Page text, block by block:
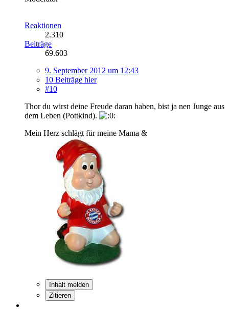
Reaktionen
2.310
Beiträge
69.603
9. September 2012 um 12:43
10 Beiträge hier
#10
Thor du wirst deine Freude daran haben, bist ja nen Junge aus
dem Leben (Pottkind).
Mein Herz schlägt für meine Mama &
Inhalt melden
Zitieren